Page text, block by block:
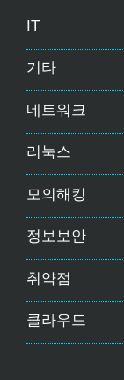
IT
기타
네트워크
리눅스
모의해킹
정보보안
취약점
클라우드